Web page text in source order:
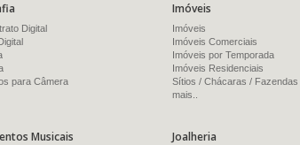
Digital
para Câmera
Imóveis
Imóveis
Imóveis Comerciais
Imóveis por Temporada
Imóveis Residenciais
Sítios / Chácaras / Fazendas
mais..
Musicais Joalheria